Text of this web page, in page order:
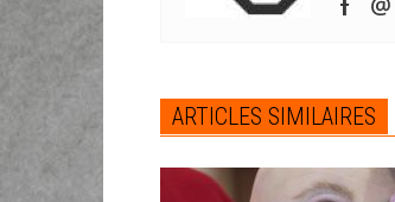
ARTICLES SIMILAIRES